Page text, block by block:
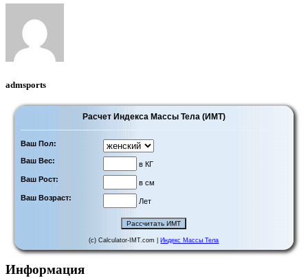
admsports
Расчет Индекса Массы Тела (ИМТ)
Ваш Пол:
Ваш Вес:
в КГ
Ваш Рост:
в см
Ваш Возраст:
Лет
(c) Calculator-IMT.com | Индекс Массы Тела
Информация